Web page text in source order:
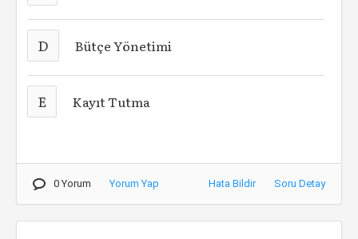
D Bütçe Yönetimi
E Kayıt Tutma
0 Yorum Yorum Yap Hata Bildir Soru Detay